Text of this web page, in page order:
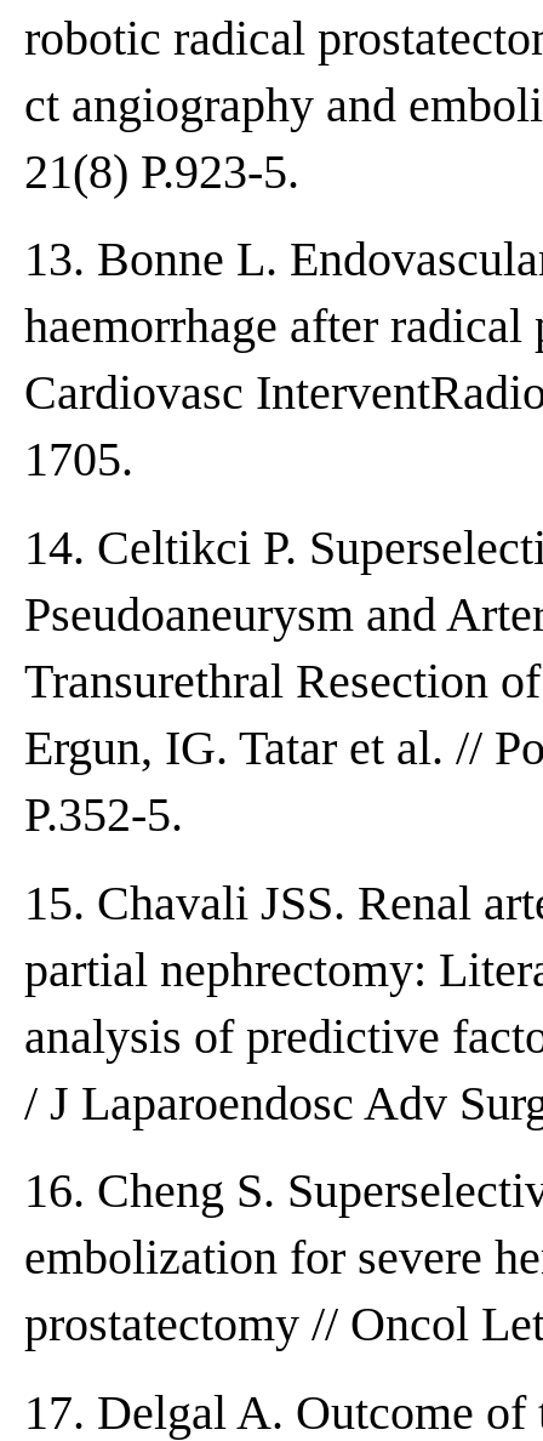
robotic radical
ct angiography and
21(8) P.923-5.
13. Bonne L.
haemorrhage after radical
Cardiovasc
1705.
14. Celtikci P.
Pseudoaneurysm and
Transurethral Resection
Ergun, IG. Tatar et al. //
P.352-5.
15. Chavali JSS. Renal
partial nephrectomy:
analysis of predictive
/ J Laparoendosc Adv
16. Cheng S.
embolization for severe
prostatectomy // Oncol
17. Delgal A. Outcome of